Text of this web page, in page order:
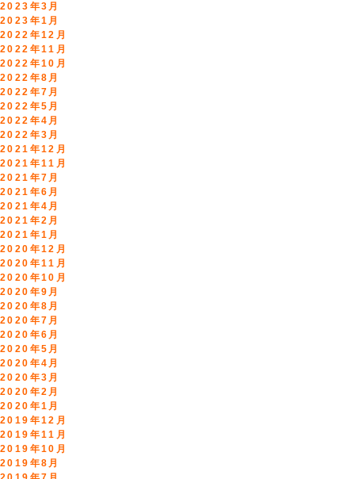
2023年3月
2023年1月
2022年12月
2022年11月
2022年10月
2022年8月
2022年7月
2022年5月
2022年4月
2022年3月
2021年12月
2021年11月
2021年7月
2021年6月
2021年4月
2021年2月
2021年1月
2020年12月
2020年11月
2020年10月
2020年9月
2020年8月
2020年7月
2020年6月
2020年5月
2020年4月
2020年3月
2020年2月
2020年1月
2019年12月
2019年11月
2019年10月
2019年8月